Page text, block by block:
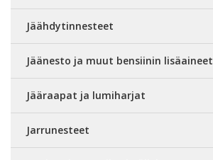
Jäähdytinnesteet
Jäänesto ja muut bensiinin lisäaineet
Jääraapat ja lumiharjat
Jarrunesteet